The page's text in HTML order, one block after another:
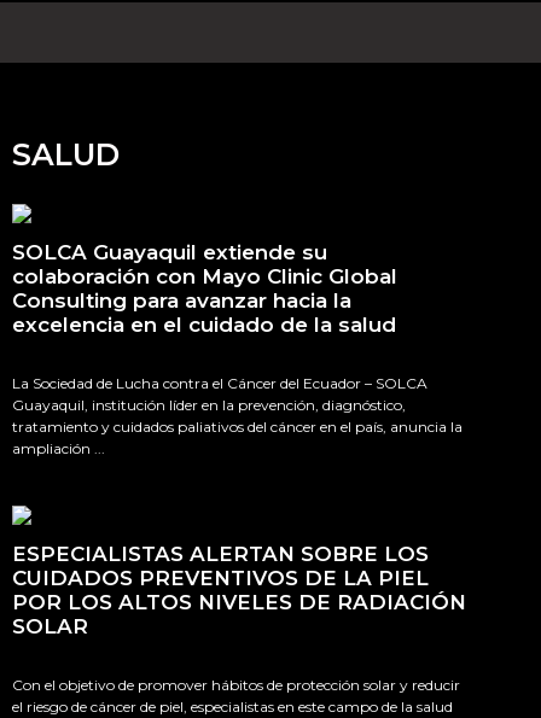
SALUD
SOLCA Guayaquil extiende su
colaboración con Mayo Clinic Global
Consulting para avanzar hacia la
excelencia en el cuidado de la salud
La Sociedad de Lucha contra el Cáncer del Ecuador – SOLCA
Guayaquil, institución líder en la prevención, diagnóstico,
tratamiento y cuidados paliativos del cáncer en el país, anuncia la
ampliación ...
ESPECIALISTAS ALERTAN SOBRE LOS
CUIDADOS PREVENTIVOS DE LA PIEL
POR LOS ALTOS NIVELES DE RADIACIÓN
SOLAR
Con el objetivo de promover hábitos de protección solar y reducir
el riesgo de cáncer de piel, especialistas en este campo de la salud